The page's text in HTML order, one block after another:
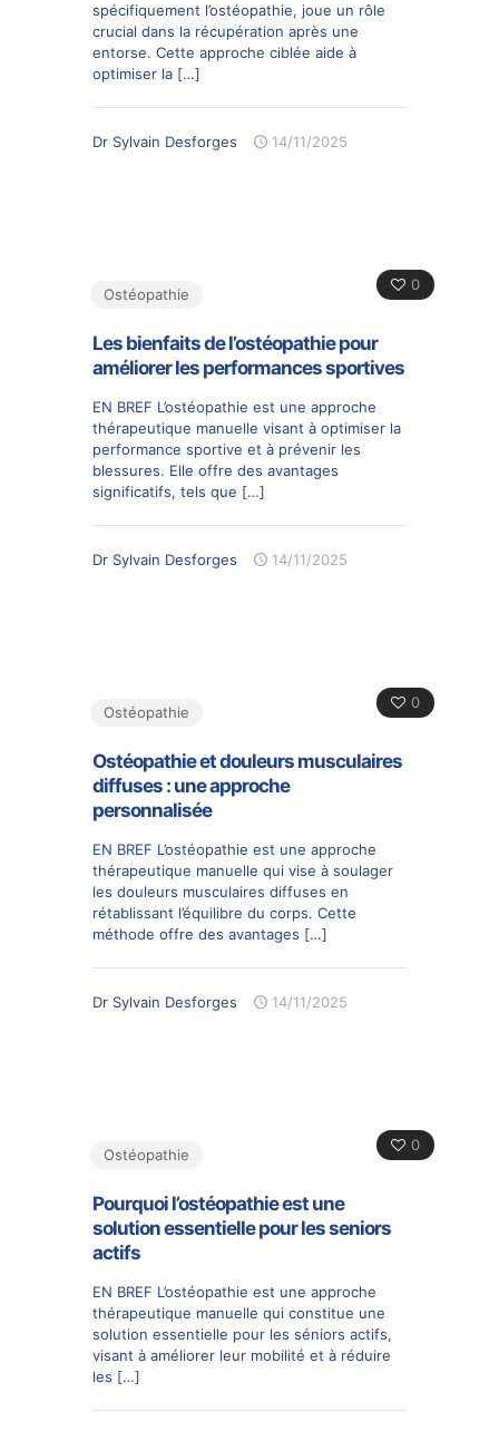
spécifiquement l’ostéopathie, joue un rôle
crucial dans la récupération après une
entorse. Cette approche ciblée aide à
optimiser la […]
Dr Sylvain Desforges 14/11/2025
0
Ostéopathie
Les bienfaits de l’ostéopathie pour
améliorer les performances sportives
EN BREF L’ostéopathie est une approche
thérapeutique manuelle visant à optimiser la
performance sportive et à prévenir les
blessures. Elle offre des avantages
significatifs, tels que […]
Dr Sylvain Desforges 14/11/2025
0
Ostéopathie
Ostéopathie et douleurs musculaires
diffuses : une approche
personnalisée
EN BREF L’ostéopathie est une approche
thérapeutique manuelle qui vise à soulager
les douleurs musculaires diffuses en
rétablissant l’équilibre du corps. Cette
méthode offre des avantages […]
Dr Sylvain Desforges 14/11/2025
0
Ostéopathie
Pourquoi l’ostéopathie est une
solution essentielle pour les seniors
actifs
EN BREF L’ostéopathie est une approche
thérapeutique manuelle qui constitue une
solution essentielle pour les séniors actifs,
visant à améliorer leur mobilité et à réduire
les […]